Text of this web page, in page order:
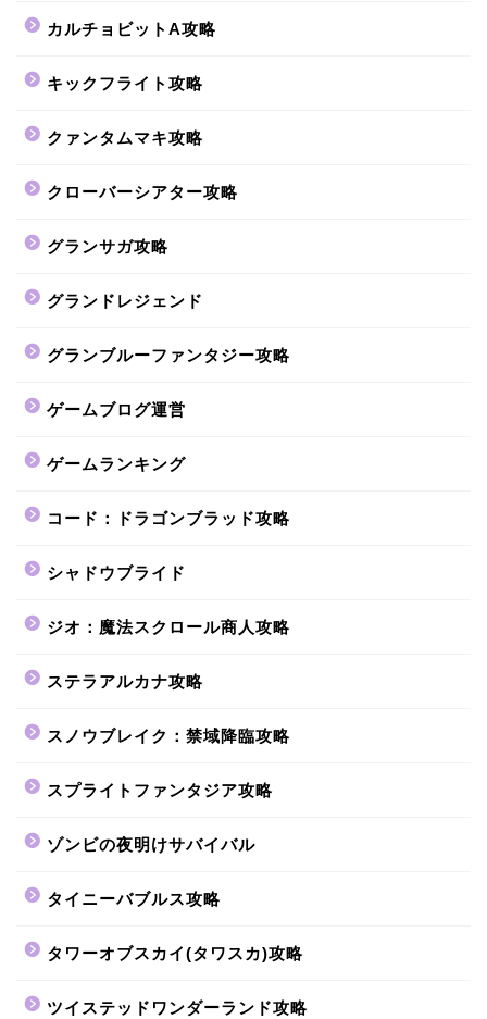
カルチョビットA攻略
キックフライト攻略
クァンタムマキ攻略
クローバーシアター攻略
グランサガ攻略
グランドレジェンド
グランブルーファンタジー攻略
ゲームブログ運営
ゲームランキング
コード：ドラゴンブラッド攻略
シャドウブライド
ジオ：魔法スクロール商人攻略
ステラアルカナ攻略
スノウブレイク：禁域降臨攻略
スプライトファンタジア攻略
ゾンビの夜明けサバイバル
タイニーバブルス攻略
タワーオブスカイ(タワスカ)攻略
ツイステッドワンダーランド攻略